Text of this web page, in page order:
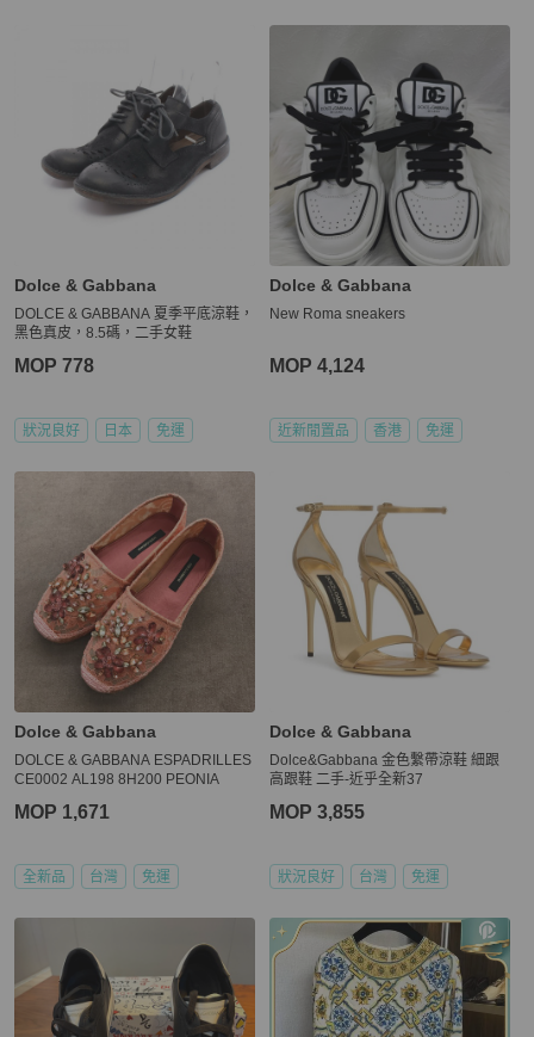
Dolce & Gabbana
DOLCE & GABBANA 夏季平底涼鞋，
黑色真皮，8.5碼，二手女鞋
MOP 778
狀況良好 日本 免運
Dolce & Gabbana
New Roma sneakers
MOP 4,124
近新閒置品 香港 免運
Dolce & Gabbana
DOLCE & GABBANA ESPADRILLES
CE0002 AL198 8H200 PEONIA
MOP 1,671
全新品 台灣 免運
Dolce & Gabbana
Dolce&Gabbana 金色繫帶涼鞋 細跟
高跟鞋 二手-近乎全新37
MOP 3,855
狀況良好 台灣 免運